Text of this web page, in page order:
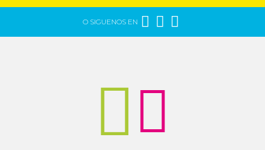
O SIGUENOS EN   
